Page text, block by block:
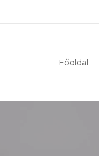
Főoldal